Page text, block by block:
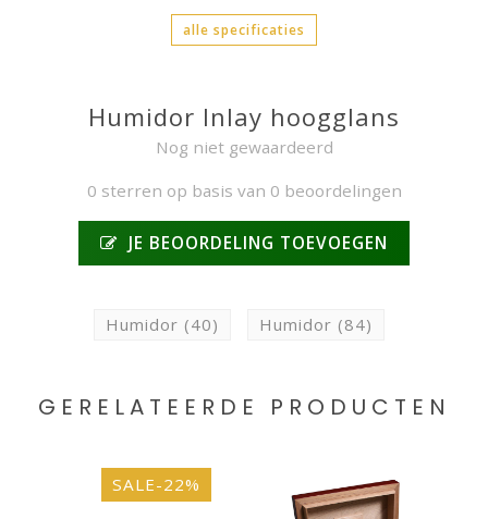
alle specificaties
Humidor Inlay hoogglans
Nog niet gewaardeerd
0 sterren op basis van 0 beoordelingen
JE BEOORDELING TOEVOEGEN
Humidor (40) Humidor (84)
GERELATEERDE PRODUCTEN
SALE-22%